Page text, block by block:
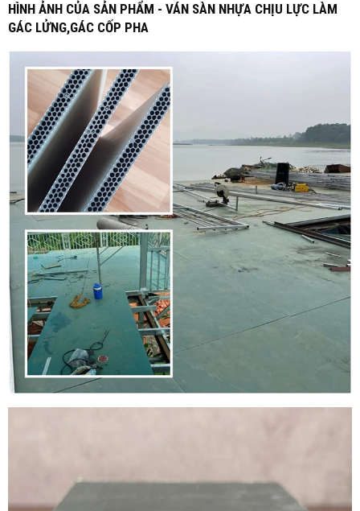
HÌNH ẢNH CỦA SẢN PHẨM - VÁN SÀN NHỰA CHỊU LỰC LÀM
GÁC LỬNG,GÁC CỐP PHA